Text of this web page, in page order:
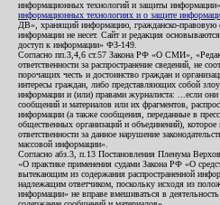
информационных технологий и защиты информации»
информационных технологиях и о защите
ДВ», хранящий информацию, гражданско-правовую
информации не несет. Сайт и редакция
доступ к информации» ФЗ-149.
Согласно пп.3,4,6 ст.57 Закона РФ «О СМИ»,
ответственности за распространение сведений, не
порочащих честь и достоинство граждан и
интересы граждан, либо представляющих собой
информации и (или) правами журналиста: ...если
сообщений и материалов или их фрагментов,
информации (а также сообщения, переданные в
общественных организаций и объединений),
ответственности за данное нарушение
массовой информации».
Согласно абз.3, п.13 Постановления Пленума
«О практике применения судами Закона РФ «О
вытекающим из содержания распространенной
надлежащим ответчиком, поскольку исходя из
информации» не вправе вмешиваться в